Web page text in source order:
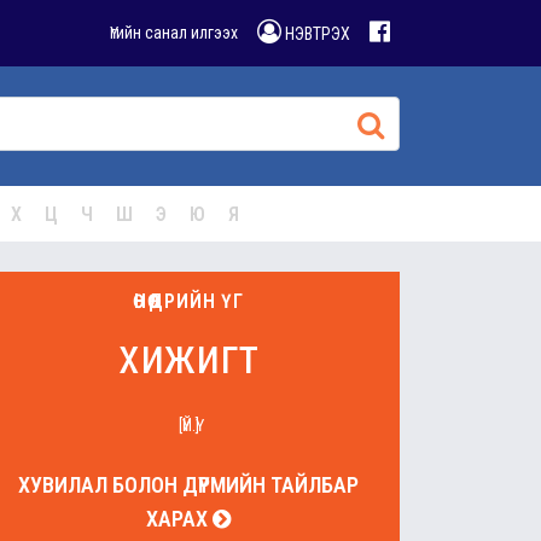
Үгийн санал илгээх НЭВТРЭХ
Х Ц Ч Ш Э Ю Я
ӨНӨӨДРИЙН ҮГ
хижигт
[ҮЙ.Ү]
ХУВИЛАЛ БОЛОН ДҮРМИЙН ТАЙЛБАР
ХАРАХ